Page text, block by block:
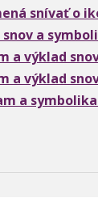
snívať o
a
a výklad
a výklad
a